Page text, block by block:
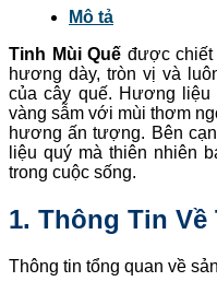
Mô tả
Tinh Mùi Quế được chiết
hương dày, tròn vị và
của cây quế. Hương
vàng sẫm với mùi thơm
hương ấn tượng. Bên
liệu quý mà thiên nhiên
trong cuộc sống.
1. Thông Tin
Thông tin tổng quan về